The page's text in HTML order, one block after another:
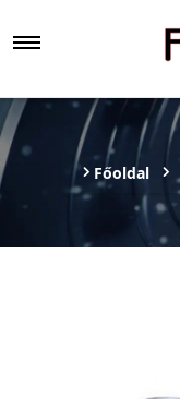
Főoldal